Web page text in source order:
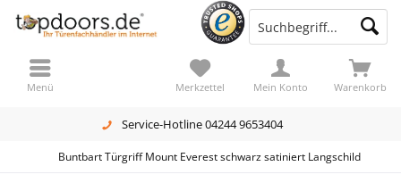
Service-Hotline 04244 9653404
Warenkorb
Merkzettel Mein Konto
Menü
Buntbart Türgriff Mount Everest schwarz satiniert Langschild